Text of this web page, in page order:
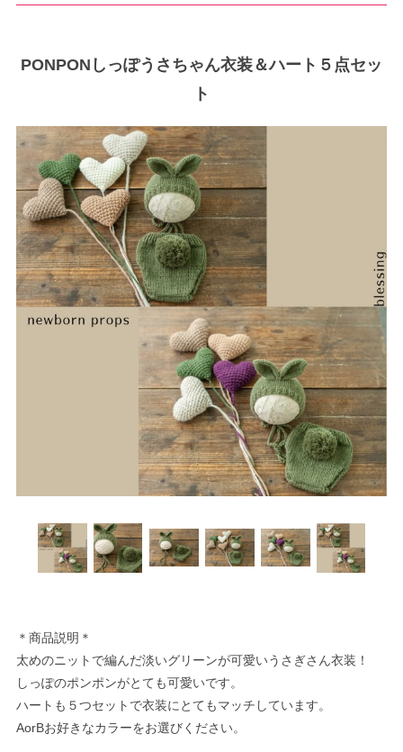
PONPONしっぽうさちゃん衣装＆ハート５点セッ
ト
＊商品説明＊
太めのニットで編んだ淡いグリーンが可愛いうさぎさん衣装！
しっぽのポンポンがとても可愛いです。
ハートも５つセットで衣装にとてもマッチしています。
AorBお好きなカラーをお選びください。